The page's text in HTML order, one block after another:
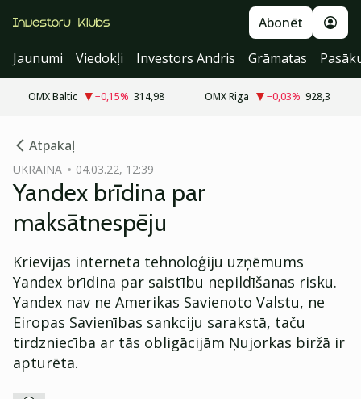
Abonēt
Jaunumi
Viedokļi Investors Andris Grāmatas
OMX Baltic −0,15% 314,98 OMX Riga −0,03% 928,3
Atpakaļ
UKRAINA 04.03.22, 12:39
Yandex brīdina par
maksātnespēju
Krievijas interneta tehnoloģiju uzņēmums
Yandex brīdina par saistību nepildīšanas risku.
Yandex nav ne Amerikas Savienoto Valstu, ne
Eiropas Savienības sankciju sarakstā, taču
tirdzniecība ar tās obligācijām Ņujorkas biržā ir
apturēta.